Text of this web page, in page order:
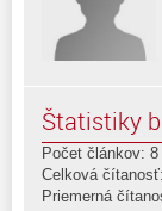
Štatistiky
Počet článkov: 8
Celková
Priemerná